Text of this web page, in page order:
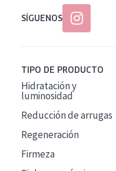
SÍGUENOS
TIPO DE PRODUCTO
Hidratación y
luminosidad
Reducción de arrugas
Regeneración
Firmeza